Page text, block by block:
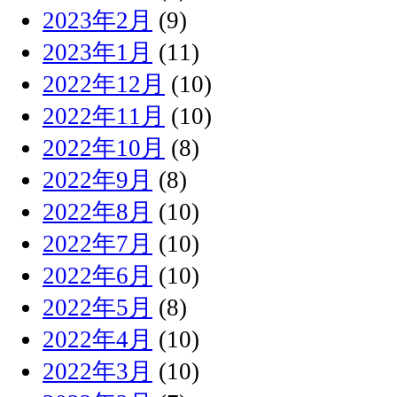
2023年2月 (9)
2023年1月 (11)
2022年12月 (10)
2022年11月 (10)
2022年10月 (8)
2022年9月 (8)
2022年8月 (10)
2022年7月 (10)
2022年6月 (10)
2022年5月 (8)
2022年4月 (10)
2022年3月 (10)